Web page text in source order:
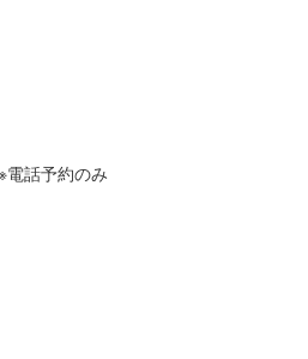
話予約のみ